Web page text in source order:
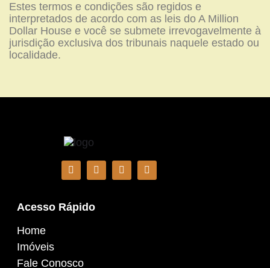
Estes termos e condições são regidos e
interpretados de acordo com as leis do A Million
Dollar House e você se submete irrevogavelmente à
jurisdição exclusiva dos tribunais naquele estado ou
localidade.
Acesso Rápido
Home
Imóveis
Fale Conosco